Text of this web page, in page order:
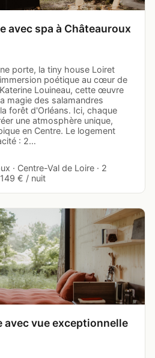
avec spa à Châteauroux
porte, la tiny house Loiret
poétique au cœur de
Louineau, cette œuvre
magie des salamandres
forêt d'Orléans. Ici, chaque
une atmosphère unique,
en Centre. Le logement
: 2…
· Centre-Val de Loire · 2
€ / nuit
vue exceptionnelle